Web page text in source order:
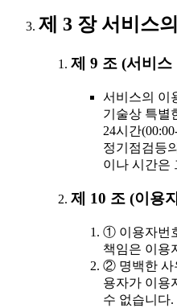
제 3 장 서비스
제 9 조 (서비스
서비스의 이
기술상 특별
24시간
정기점검등
이나 시간은
제 10 조 (이용
① 이용자번
책임은 이용
② 명백한 사
용자가 이용
수 없습니다.